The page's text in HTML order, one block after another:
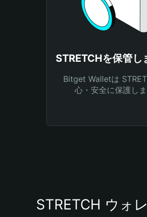
STRETCHを保管し
Bitget Walletは
心・安全に保護しま
STRETCH ウォ